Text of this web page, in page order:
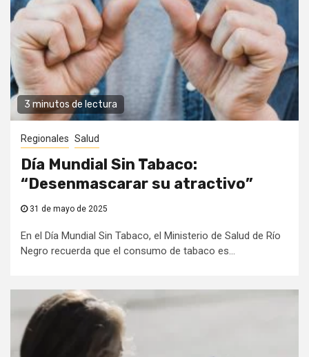
3 minutos de lectura
Regionales Salud
Día Mundial Sin Tabaco:
“Desenmascarar su atractivo”
31 de mayo de 2025
En el Día Mundial Sin Tabaco, el Ministerio de Salud de Río
Negro recuerda que el consumo de tabaco es...